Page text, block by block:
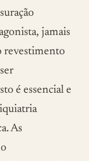
jamais
revestimento
é essencial e
As